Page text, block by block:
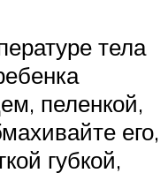
тела
пеленкой,
его,
губкой,